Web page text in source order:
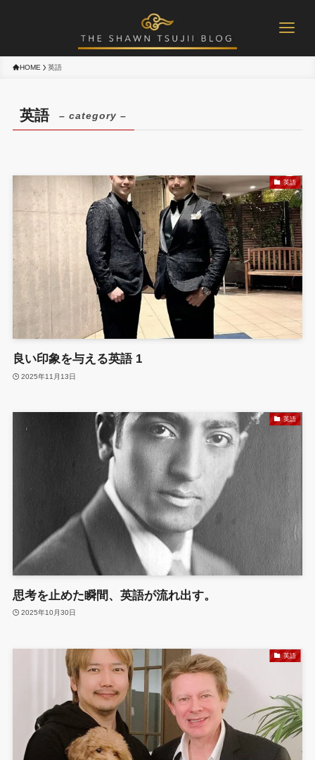
HOME 英語
英語 – category –
英語
良い印象を与える英語 1
2025年11月13日
英語
思考を止めた瞬間、英語が流れ出す。
2025年10月30日
英語